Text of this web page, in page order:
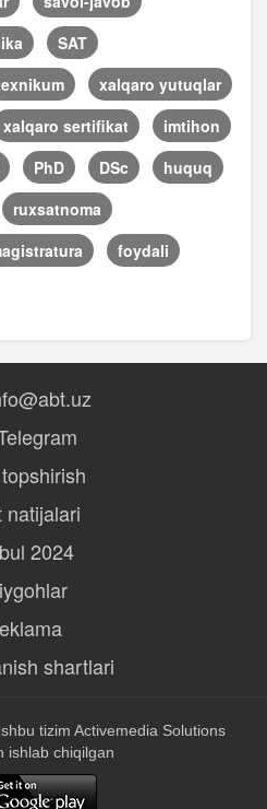
SAT
xalqaro yutuqlar
xalqaro sertifikat
imtihon
PhD DSc
huquq
ruxsatnoma
foydali
natijalari
2024
shartlari
tizim Activemedia Solutions
ishlab chiqilgan